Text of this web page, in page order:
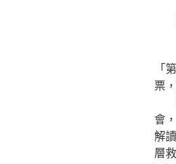
「
票
3
會
解
層